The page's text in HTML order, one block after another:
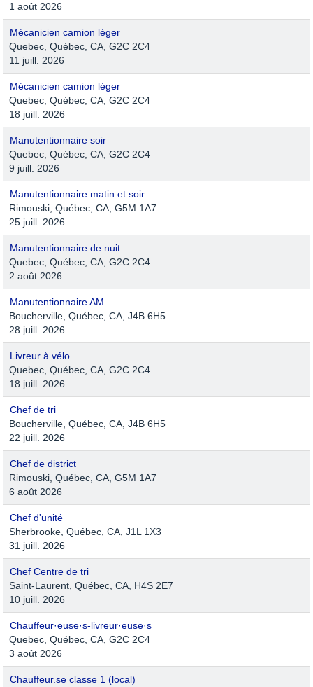
1 août 2026
Mécanicien camion léger
Quebec, Québec, CA, G2C 2C4
11 juill. 2026
Mécanicien camion léger
Quebec, Québec, CA, G2C 2C4
18 juill. 2026
Manutentionnaire soir
Quebec, Québec, CA, G2C 2C4
9 juill. 2026
Manutentionnaire matin et soir
Rimouski, Québec, CA, G5M 1A7
25 juill. 2026
Manutentionnaire de nuit
Quebec, Québec, CA, G2C 2C4
2 août 2026
Manutentionnaire AM
Boucherville, Québec, CA, J4B 6H5
28 juill. 2026
Livreur à vélo
Quebec, Québec, CA, G2C 2C4
18 juill. 2026
Chef de tri
Boucherville, Québec, CA, J4B 6H5
22 juill. 2026
Chef de district
Rimouski, Québec, CA, G5M 1A7
6 août 2026
Chef d'unité
Sherbrooke, Québec, CA, J1L 1X3
31 juill. 2026
Chef Centre de tri
Saint-Laurent, Québec, CA, H4S 2E7
10 juill. 2026
Chauffeur·euse·s‑livreur·euse·s
Quebec, Québec, CA, G2C 2C4
3 août 2026
Chauffeur.se classe 1 (local)